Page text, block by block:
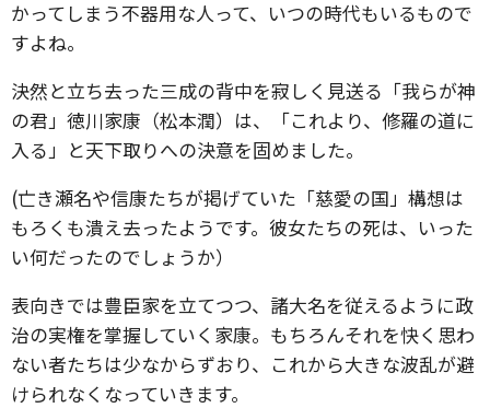
かってしまう不器用な人って、いつの時代もいるもので
すよね。
決然と立ち去った三成の背中を寂しく見送る「我らが神
の君」徳川家康（松本潤）は、「これより、修羅の道に
入る」と天下取りへの決意を固めました。
(亡き瀬名や信康たちが掲げていた「慈愛の国」構想は
もろくも潰え去ったようです。彼女たちの死は、いった
い何だったのでしょうか）
表向きでは豊臣家を立てつつ、諸大名を従えるように政
治の実権を掌握していく家康。もちろんそれを快く思わ
ない者たちは少なからずおり、これから大きな波乱が避
けられなくなっていきます。